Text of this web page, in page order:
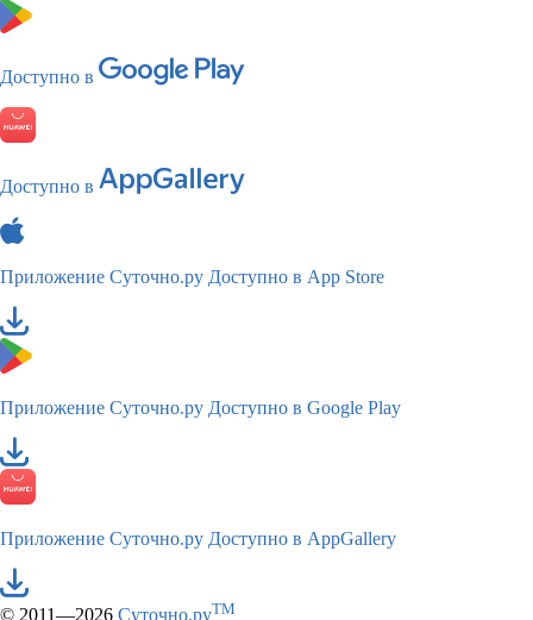
Доступно в
Доступно в
Приложение Суточно.ру Доступно в App Store
Приложение Суточно.ру Доступно в Google Play
Приложение Суточно.ру Доступно в AppGallery
© 2011—2026 Суточно.руTM